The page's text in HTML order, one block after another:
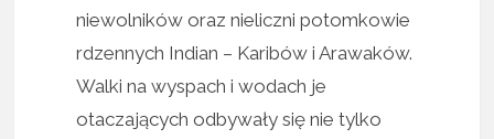
niewolników oraz nieliczni potomkowie
rdzennych Indian – Karibów i Arawaków.
Walki na wyspach i wodach je
otaczających odbywały się nie tylko